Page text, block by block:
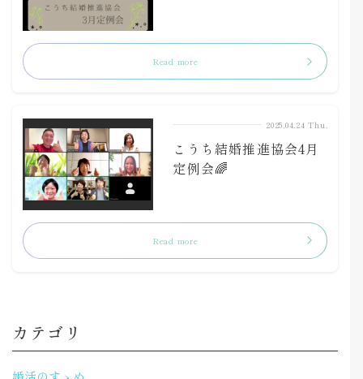
Read more
2025.04.24 Thu.
こうち結婚推進協会4月
定例会🌈
Read more
カテゴリ